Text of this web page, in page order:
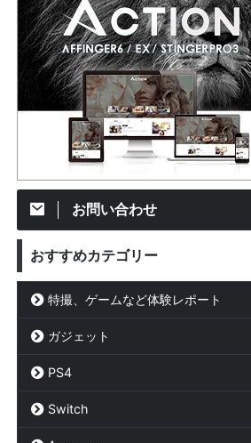
お問い合わせ
おすすめカテゴリー
特撮、ゲームなど体験レポート
ガジェット
PS4
Switch